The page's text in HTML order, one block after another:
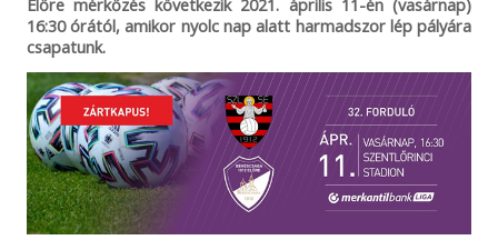
Előre mérkőzés következik 2021. április 11-én (vasárnap)
16:30 órától, amikor nyolc nap alatt harmadszor lép pályára
csapatunk.